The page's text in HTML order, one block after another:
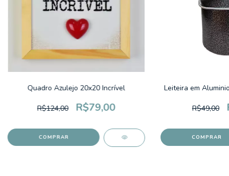
Quadro Azulejo 20x20 Incrível
R$124,00 R$79,00
Leiteira em
R$49,00